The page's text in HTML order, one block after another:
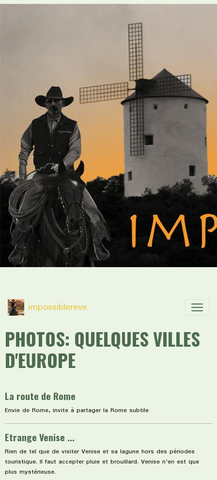
impossiblereve
PHOTOS: QUELQUES VILLES
D'EUROPE
La route de Rome
Envie de Rome, invite à partager la Rome subtile
Etrange Venise ...
Rien de tel que de visiter Venise et sa lagune hors des périodes
touristique. Il faut accepter pluie et brouillard. Venise n'en est que
plus mystérieuse.